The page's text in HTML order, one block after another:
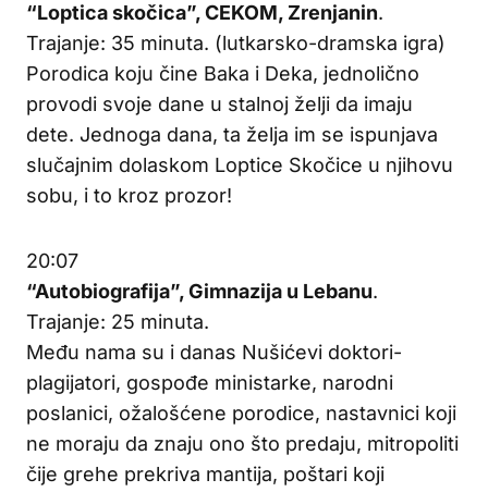
“Loptica skočica”, CEKOM, Zrenjanin.
Trajanje: 35 minuta. (lutkarsko-dramska igra)
Porodica koju čine Baka i Deka, jednolično
provodi svoje dane u stalnoj želji da imaju
dete. Jednoga dana, ta želja im se ispunjava
slučajnim dolaskom Loptice Skočice u njihovu
sobu, i to kroz prozor!
20:07
“Autobiografija”, Gimnazija u Lebanu.
Trajanje: 25 minuta.
Među nama su i danas Nušićevi doktori-
plagijatori, gospođe ministarke, narodni
poslanici, ožalošćene porodice, nastavnici koji
ne moraju da znaju ono što predaju, mitropoliti
čije grehe prekriva mantija, poštari koji